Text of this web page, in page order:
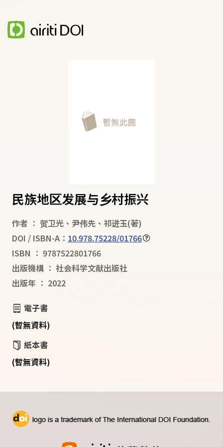
民族地区发展与乡村振兴
作者 ： 贺卫光 、 尹伟先 、 祁进玉(著)
DOI / ISBN-A： 10.978.75228/01766
ISBN ： 9787522801766
出版機構 ： 社会科学文献出版社
出版年 ： 2022
電子書
(暫無資料)
紙本書
(暫無資料)